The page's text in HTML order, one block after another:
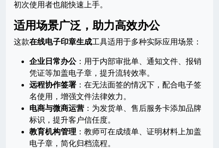
初次使用者也能快速上手。
适用场景广泛，助力高效办公
这款在线电子印章生成工具适用于多种实际应用场景：
企业日常办公：用于内部审批单、通知文件、报销
凭证等加盖电子章，提升流转效率。
远程协作签署 ：在无法面签的情况下，配合电子签
名使用，增强文件法律效力。
电商与微商运营 ：为发货单、售后服务卡添加品牌
标识，提升客户信任度。
教育机构管理 ：教师可在成绩单、证明材料上加盖
电子章，简化归档流程。